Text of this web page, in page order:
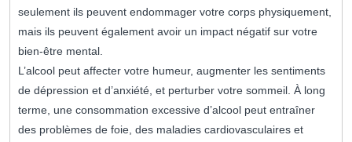
seulement ils peuvent endommager votre corps physiquement,
mais ils peuvent également avoir un impact négatif sur votre
bien-être mental.
L’alcool peut affecter votre humeur, augmenter les sentiments
de dépression et d’anxiété, et perturber votre sommeil. À long
terme, une consommation excessive d’alcool peut entraîner
des problèmes de foie, des maladies cardiovasculaires et